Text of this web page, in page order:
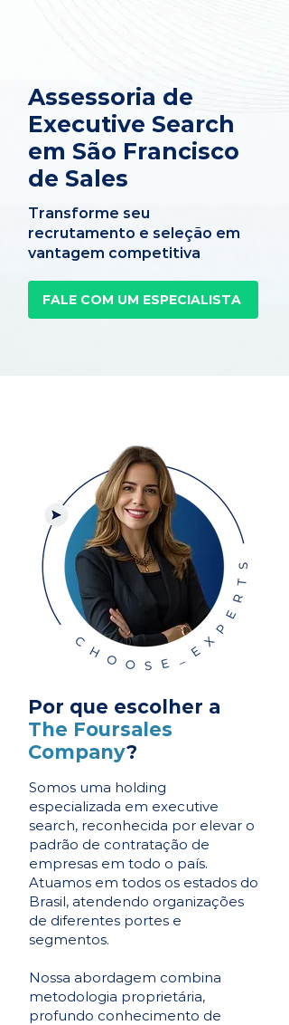
Assessoria de
Executive Search
em São Francisco
de Sales
Transforme seu
recrutamento e seleção em
vantagem competitiva
FALE COM UM ESPECIALISTA
Por que escolher a
The Foursales
Company?
Somos uma holding
especializada em executive
search, reconhecida por elevar o
padrão de contratação de
empresas em todo o país.
Atuamos em todos os estados do
Brasil, atendendo organizações
de diferentes portes e
segmentos.
Nossa abordagem combina
metodologia proprietária,
profundo conhecimento de